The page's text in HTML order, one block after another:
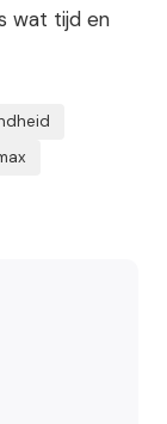
wat tijd en